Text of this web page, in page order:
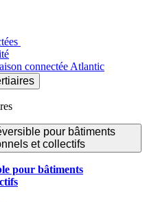
connectée Atlantic
pour bâtiments
et collectifs
pour bâtiments